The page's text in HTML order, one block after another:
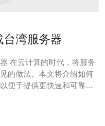
湾服务器
务
的做法。本文将介绍如何
便于提供更快速和可靠的